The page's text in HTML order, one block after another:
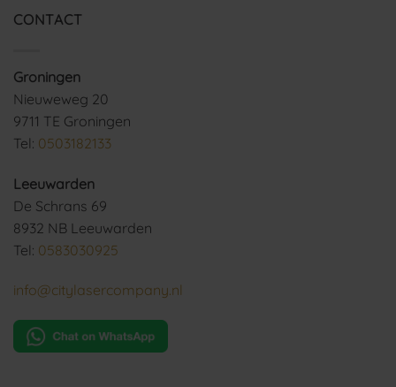
CONTACT
Groningen
Nieuweweg 20
9711 TE Groningen
Tel: 0503182133
Leeuwarden
De Schrans 69
8932 NB Leeuwarden
Tel: 0583030925
info@citylasercompany.nl